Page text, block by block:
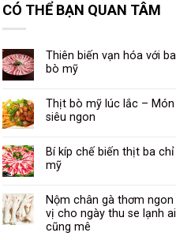
CÓ THỂ BẠN QUAN TÂM
Thiên biến vạn hóa với
bò mỹ
Thịt bò mỹ lúc lắc – Món
siêu ngon
Bí kíp chế biến thịt ba
mỹ
Nộm chân gà thơm
vị cho ngày thu se lạnh ai
cũng mê